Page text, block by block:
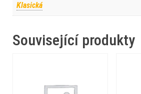
Klasická
Související produkty